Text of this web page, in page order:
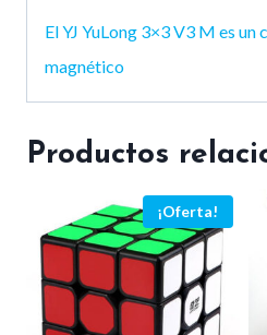
El YJ YuLong 3×3 V3 M es
magnético
Productos
¡Oferta!